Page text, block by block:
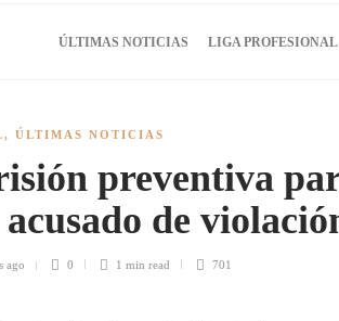
ÚLTIMAS NOTICIAS LIGA PROFESIONAL
, ÚLTIMAS NOTICIAS
preventiva
de
ago 0 1 min read 701